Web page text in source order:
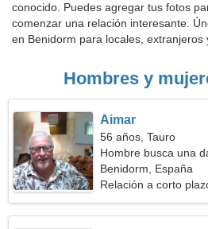
conocido. Puedes agregar tus fotos
comenzar una relación interesante.
en Benidorm para locales, extranjeros
Hombres y
Aimar
56 años, Tauro
Hombre busca una
Benidorm, España
Relación a corto